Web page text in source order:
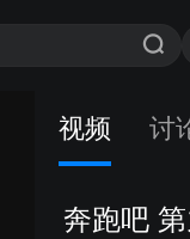
视频 讨
奔跑吧